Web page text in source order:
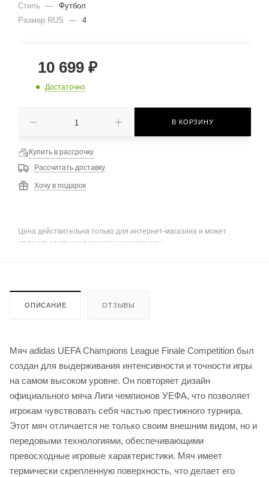
Стиль
— Футбол
Размер RUS
— 4
10 699 ₽
Достаточно
В КОРЗИНУ
Купить в рассрочку
Рассчитать доставку
Хочу в подарок
Цена действительна только для интернет-магазина и может
отличаться от цен в розничных магазинах
ОПИСАНИЕ ОТЗЫВЫ
Мяч adidas UEFA Champions League Finale Competition был
создан для выдерживания интенсивности и точности игры
на самом высоком уровне. Он повторяет дизайн
официального мяча Лиги чемпионов УЕФА, что позволяет
игрокам чувствовать себя частью престижного турнира.
Этот мяч отличается не только своим внешним видом, но и
передовыми технологиями, обеспечивающими
превосходные игровые характеристики. Мяч имеет
термически скрепленную поверхность, что делает его